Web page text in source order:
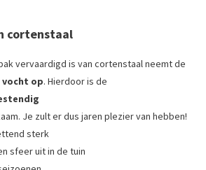
cortenstaal
vervaardigd is van cortenstaal neemt de
op. Hierdoor is de
Je zult er dus jaren plezier van hebben!
sterk
sfeer uit in de tuin